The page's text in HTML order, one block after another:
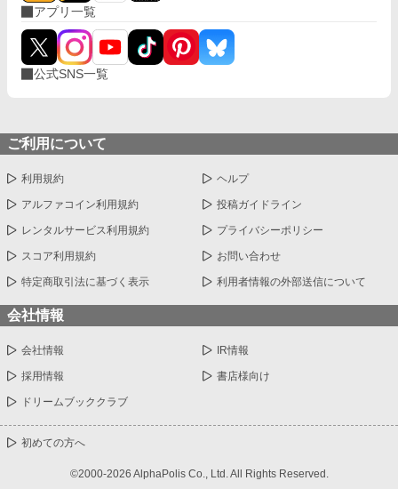
アプリ一覧
公式SNS一覧
ご利用について
利用規約 ヘルプ
アルファコイン利用規約 投稿ガイドライン
レンタルサービス利用規約 プライバシーポリシー
スコア利用規約 お問い合わせ
特定商取引法に基づく表示 利用者情報の外部送信について
会社情報
会社情報 IR情報
採用情報 書店様向け
ドリームブッククラブ
初めての方へ
©2000-2026 AlphaPolis Co., Ltd. All Rights Reserved.